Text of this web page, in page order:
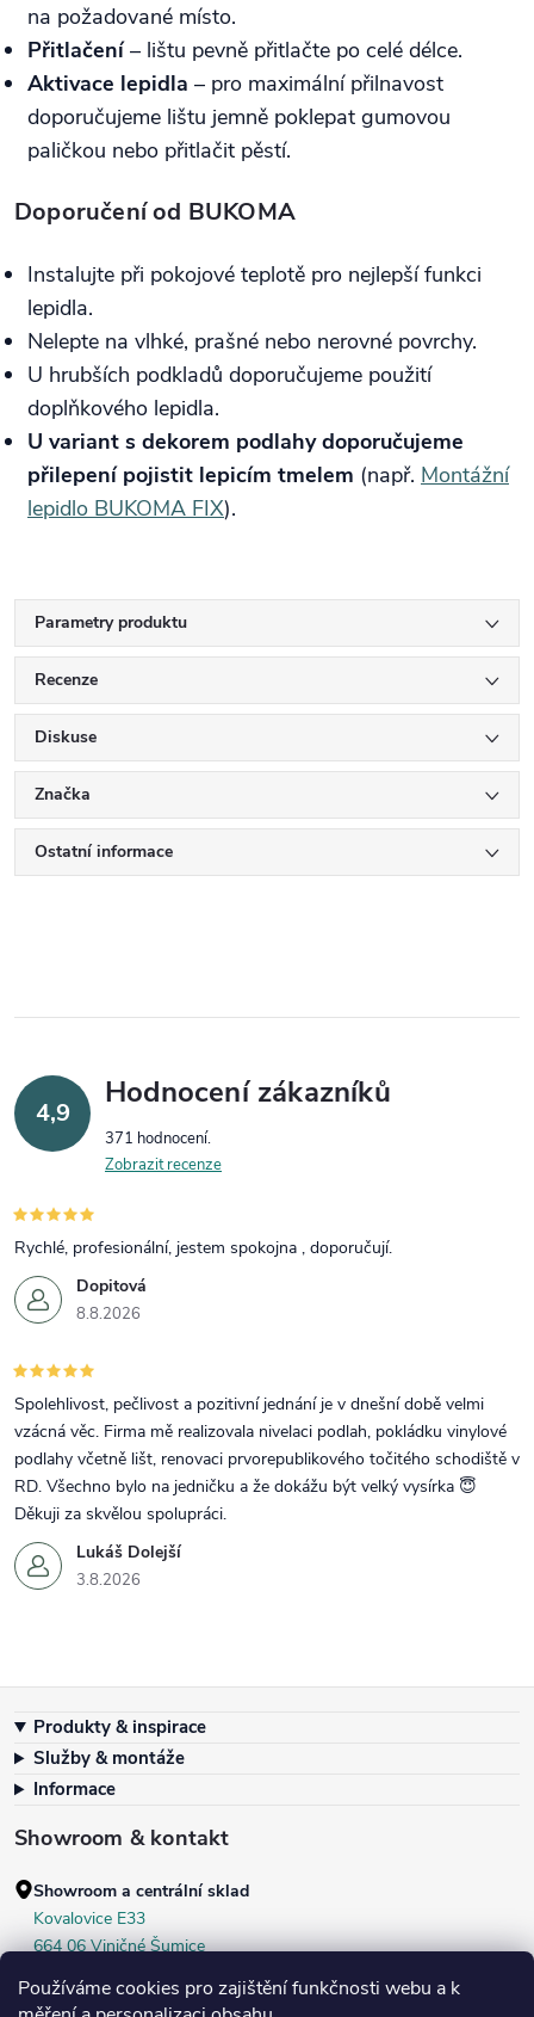
Používáme cookies pro zajištění funkčnosti webu a k
na požadované místo.
Přitlačení– lištu pevně přitlačte po celé délce.
Aktivace lepidla – pro maximální přilnavost
doporučujeme lištu jemně poklepat gumovou
paličkou nebo přitlačit pěstí.
Doporučení od BUKOMA
Instalujte při pokojové teplotě pro nejlepší funkci
lepidla.
Nelepte na vlhké, prašné nebo nerovné povrchy.
U hrubších podkladů doporučujeme použití
doplňkového lepidla.
U variant s dekorem podlahy doporučujeme
přilepení pojistit lepicím tmelem (např. Montážní
lepidlo BUKOMA FIX).
Parametry produktu
Recenze
Diskuse
Značka
Ostatní informace
4,9
Hodnocení zákazníků
371 hodnocení
Zobrazit recenze
Dopitová
8.8.2026
Rychlé, profesionální, jestem spokojna , doporučují.
Lukáš Dolejší
3.8.2026
Spolehlivost, pečlivost a pozitivní jednání je v dnešní době velmi
vzácná věc. Firma mě realizovala nivelaci podlah, pokládku vinylové
podlahy včetně lišt, renovaci prvorepublikového točitého schodiště v
RD. Všechno bylo na jedničku a že dokážu být velký vysírka 😇
Děkuji za skvělou spolupráci.
Produkty & inspirace
Služby & montáže
Informace
Showroom & kontakt
Showroom a centrální sklad
Kovalovice E33
664 06 Viničné Šumice
+420 604 536 499